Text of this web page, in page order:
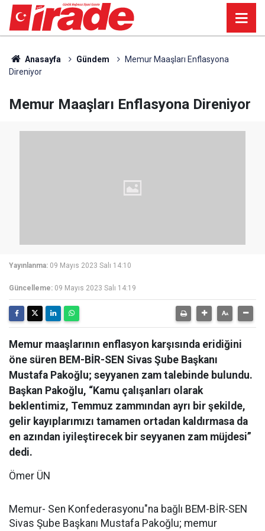
Anasayfa Gündem
Memur Maaşları Enflasyona
Direniyor
Memur Maaşları Enflasyona Direniyor
Yayınlanma: 09 Mayıs 2023 Salı 14:10
Güncelleme: 09 Mayıs 2023 Salı 14:19
Memur maaşlarının enflasyon karşısında eridiğini
öne süren BEM-BİR-SEN Sivas Şube Başkanı
Mustafa Pakoğlu; seyyanen zam talebinde bulundu.
Başkan Pakoğlu, “Kamu çalışanları olarak
beklentimiz, Temmuz zammından ayrı bir şekilde,
gelir kayıplarımızı tamamen ortadan kaldırmasa da
en azından iyileştirecek bir seyyanen zam müjdesi”
dedi.
Ömer ÜN
Memur- Sen Konfederasyonu"na bağlı BEM-BİR-SEN
Sivas Şube Başkanı Mustafa Pakoğlu; memur